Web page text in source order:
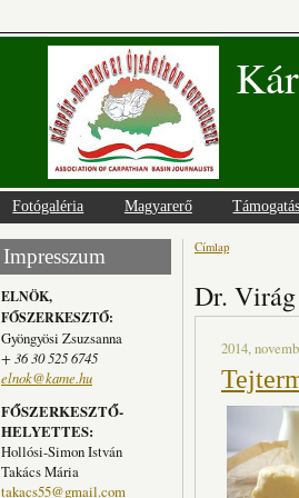
Fotógaléria Magyarerő Támogatás
Impresszum
ELNÖK,
FŐSZERKESZTŐ:
Gyöngyösi Zsuzsanna
+ 36 30 525 6745
elnok@kame.hu
FŐSZERKESZTŐ-
HELYETTES:
Hollósi-Simon István
Takács Mária
takacs55@gmail.com
Jelenlegi
Címlap
Dr.
2014,